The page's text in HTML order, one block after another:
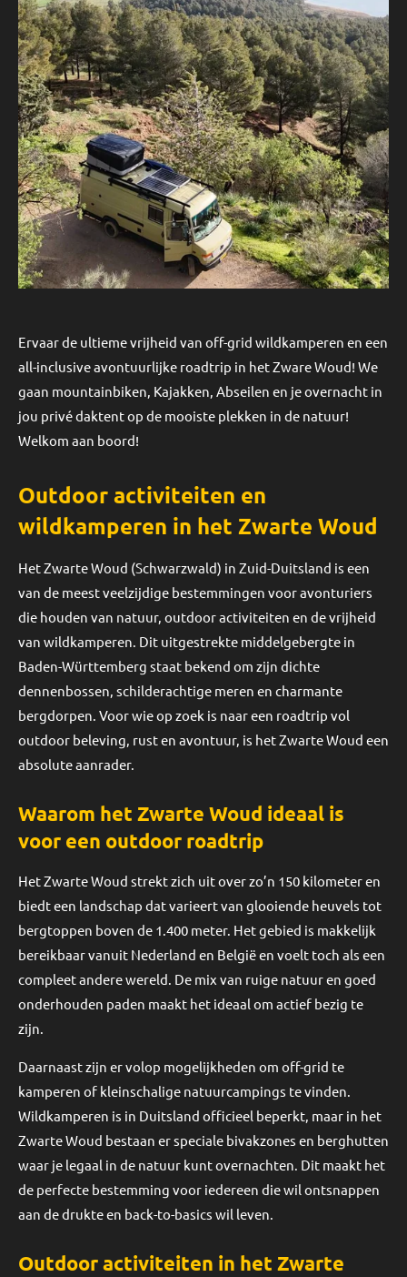
Ervaar de ultieme vrijheid van off-grid wildkamperen en een
all-inclusive avontuurlijke roadtrip in het Zware Woud! We
gaan mountainbiken, Kajakken, Abseilen en je overnacht in
jou privé daktent op de mooiste plekken in de natuur!
Welkom aan boord!
Outdoor activiteiten en
wildkamperen in het Zwarte Woud
Het Zwarte Woud (Schwarzwald) in Zuid-Duitsland is een
van de meest veelzijdige bestemmingen voor avonturiers
die houden van natuur, outdoor activiteiten en de vrijheid
van wildkamperen. Dit uitgestrekte middelgebergte in
Baden-Württemberg staat bekend om zijn dichte
dennenbossen, schilderachtige meren en charmante
bergdorpen. Voor wie op zoek is naar een roadtrip vol
outdoor beleving, rust en avontuur, is het Zwarte Woud een
absolute aanrader.
Waarom het Zwarte Woud ideaal is
voor een outdoor roadtrip
Het Zwarte Woud strekt zich uit over zo’n 150 kilometer en
biedt een landschap dat varieert van glooiende heuvels tot
bergtoppen boven de 1.400 meter. Het gebied is makkelijk
bereikbaar vanuit Nederland en België en voelt toch als een
compleet andere wereld. De mix van ruige natuur en goed
onderhouden paden maakt het ideaal om actief bezig te
zijn.
Daarnaast zijn er volop mogelijkheden om off-grid te
kamperen of kleinschalige natuurcampings te vinden.
Wildkamperen is in Duitsland officieel beperkt, maar in het
Zwarte Woud bestaan er speciale bivakzones en berghutten
waar je legaal in de natuur kunt overnachten. Dit maakt het
de perfecte bestemming voor iedereen die wil ontsnappen
aan de drukte en back-to-basics wil leven.
Outdoor activiteiten in het Zwarte